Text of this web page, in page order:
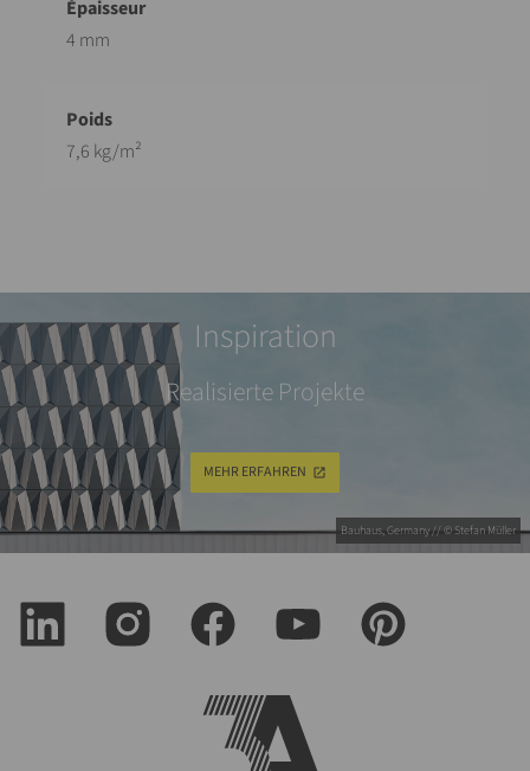
4 mm
7,6 kg/m²
Bauhaus, Germany // © Stefan Müller
Inspiration
Realisierte Projekte
MEHR ERFAHREN